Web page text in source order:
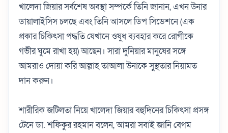
খালেদা জিয়ার সর্বশেষ অবস্থা সম্পর্কে তিনি জানান, এখন উনার
ডায়ালাইসিস চলছে এবং তিনি আসলে ডিপ সিডেশনে (এক
প্রকার চিকিৎসা পদ্ধতি যেখানে ওষুধ ব্যবহার করে রোগীকে
গভীর ঘুমে রাখা হয়) আছেন। সারা দুনিয়ার মানুষের সঙ্গে
আমরাও দোয়া করি আল্লাহ তাআলা উনাকে সুস্থতার নিয়ামত
দান করুন।
শারীরিক জটিলতা নিয়ে খালেদা জিয়ার বহুদিনের চিকিৎসা প্রসঙ্গ
টেনে ডা. শফিকুর রহমান বলেন, আমরা সবাই জানি বেগম